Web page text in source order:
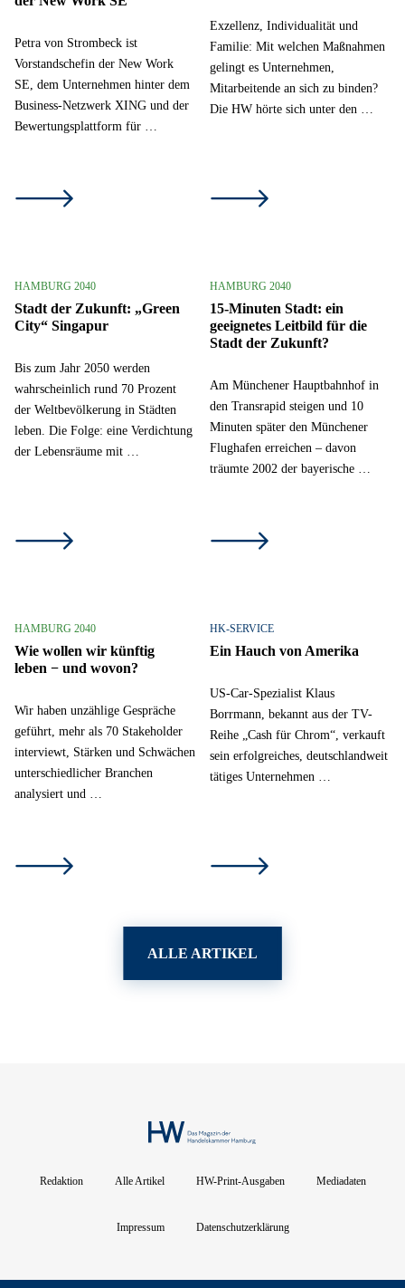
Petra von Strombeck ist
Vorstandschefin der New Work
SE, dem Unternehmen hinter dem
Business-Netzwerk XING und der
Bewertungsplattform für …
Exzellenz, Individualität und
Familie: Mit welchen Maßnahmen
gelingt es Unternehmen,
Mitarbeitende an sich zu binden?
Die HW hörte sich unter den …
HAMBURG 2040
Stadt der Zukunft: „Green
City“ Singapur
Bis zum Jahr 2050 werden
wahrscheinlich rund 70 Prozent
der Weltbevölkerung in Städten
leben. Die Folge: eine Verdichtung
der Lebensräume mit …
HAMBURG 2040
15-Minuten Stadt: ein
geeignetes Leitbild für die
Stadt der Zukunft?
Am Münchener Hauptbahnhof in
den Transrapid steigen und 10
Minuten später den Münchener
Flughafen erreichen – davon
träumte 2002 der bayerische …
HAMBURG 2040
Wie wollen wir künftig
leben − und wovon?
Wir haben unzählige Gespräche
geführt, mehr als 70 Stakeholder
interviewt, Stärken und Schwächen
unterschiedlicher Branchen
analysiert und …
HK-SERVICE
Ein Hauch von Amerika
US-Car-Spezialist Klaus
Borrmann, bekannt aus der TV-
Reihe „Cash für Chrom“, verkauft
sein erfolgreiches, deutschlandweit
tätiges Unternehmen …
ALLE ARTIKEL
Redaktion Alle Artikel HW-Print-Ausgaben Mediadaten
Impressum Datenschutzerklärung